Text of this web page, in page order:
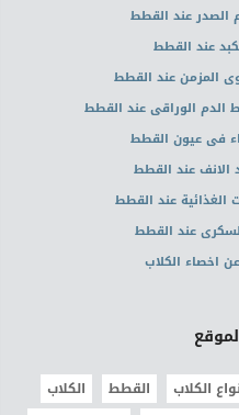
عند القطط
عند القطط
المزمن عند القطط
الوراقى عند القطط
فى عيون القطط
عند القطط
الغذائية عند القطط
عند القطط
اخصاء الكلاب
الكلاب القطط
الكلاب